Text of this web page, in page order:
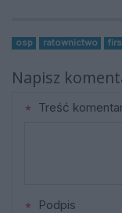
osp ratownictwo
Napisz
Treść
Podpis